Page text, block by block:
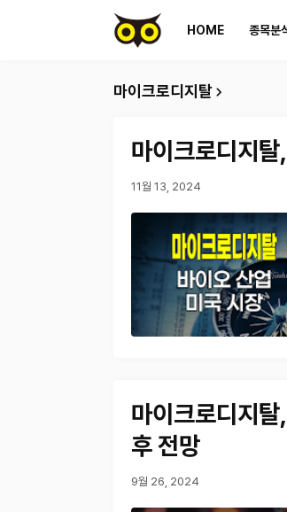
HOME 종목분
마이크로디지탈
마이크로디지
11월 13, 2024
마이크로디지
후 전망
9월 26, 2024